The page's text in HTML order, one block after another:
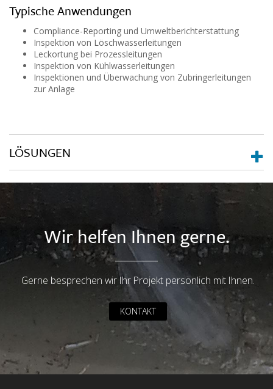
Typische Anwendungen
Compliance-Reporting und Umweltberichterstattung
Inspektion von Löschwasserleitungen
Leckortung bei Prozessleitungen
Inspektion von Kühlwasserleitungen
Inspektionen und Überwachung von Zubringerleitungen
zur Anlage
LÖSUNGEN
Wir helfen Ihnen gerne.
Gerne besprechen wir Ihr Projekt persönlich mit Ihnen.
KONTAKT